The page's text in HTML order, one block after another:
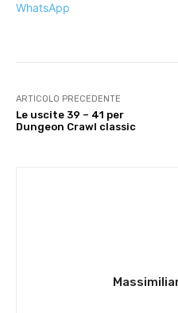
WhatsApp
ARTICOLO PRECEDENTE
Le uscite 39 – 41 per
Dungeon Crawl classic